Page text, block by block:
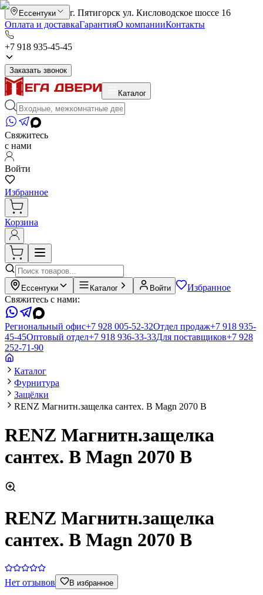
Ессентуки
г. Пятигорск ул. Кисловодское шоссе 16
Оплата и доставкаГарантияО компанииКонтакты
+7 918 935-45-45
Заказать звонок
Каталог
Свяжитесь
с нами
Войти
Избранное
Корзина
Ессентуки Каталог Войти
Избранное
Свяжитесь с нами:
Региональный офис+7 928 005-52-32Отдел продаж+7 918 935-
45-45Оптовый отдел+7 918 936-33-33Для поставщиков+7 928
252-71-90
Каталог
Фурнитура
Защёлки
RENZ Магнитн.защелка сантех. B Magn 2070 B
RENZ Магнитн.защелка
сантех. B Magn 2070 B
RENZ Магнитн.защелка
сантех. B Magn 2070 B
Нет отзывов В избранное